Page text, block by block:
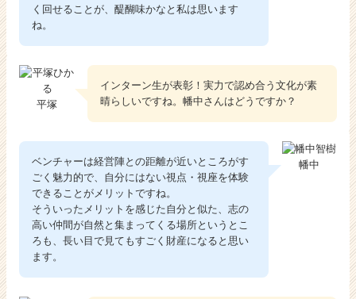
く回せることが、醍醐味かなと私は思います
ね。
平塚
インターン生が表彰！実力で認め合う文化が素
晴らしいですね。幡中さんはどうですか？
幡中
ベンチャーは経営陣との距離が近いところがす
ごく魅力的で、自分にはない視点・視座を体験
できることがメリットですね。
そういったメリットを感じた自分と似た、志の
高い仲間が自然と集まってくる場所というとこ
ろも、長い目で見てもすごく財産になると思い
ます。